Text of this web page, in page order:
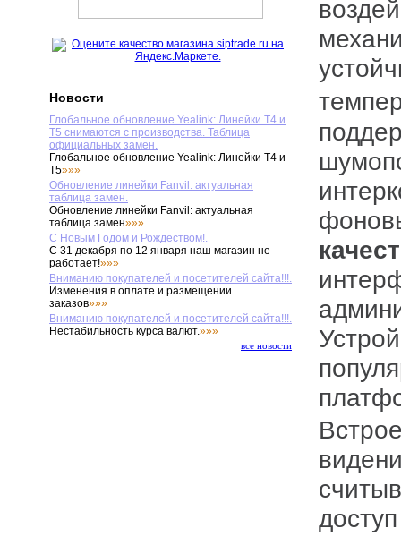
Новости
Глобальное обновление Yealink: Линейки T4 и
T5 снимаются с производства. Таблица
официальных замен.
Глобальное обновление Yealink: Линейки T4 и
T5»»»
Обновление линейки Fanvil: актуальная
таблица замен.
Обновление линейки Fanvil: актуальная
таблица замен»»»
С Новым Годом и Рождеством!.
С 31 декабря по 12 января наш магазин не
работает!»»»
Вниманию покупателей и посетителей сайта!!!.
Изменения в оплате и размещении
заказов»»»
Вниманию покупателей и посетителей сайта!!!.
Нестабильность курса валют.»»»
все новости